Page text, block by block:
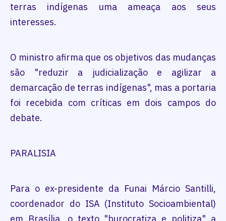
terras indígenas uma ameaça aos seus
interesses.
O ministro afirma que os objetivos das mudanças
são "reduzir a judicialização e agilizar a
demarcação de terras indígenas", mas a portaria
foi recebida com críticas em dois campos do
debate.
PARALISIA
Para o ex-presidente da Funai Márcio Santilli,
coordenador do ISA (Instituto Socioambiental)
em Brasília, o texto "burocratiza e politiza" a